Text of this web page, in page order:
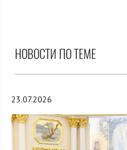
НОВОСТИ ПО ТЕМЕ
23.07.2026